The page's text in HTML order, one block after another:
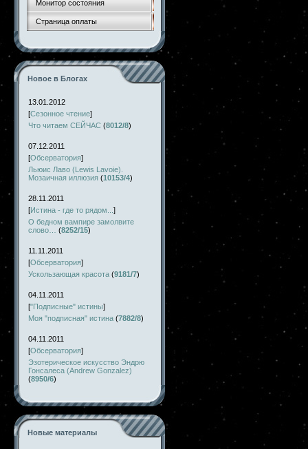
Монитор состояния
Страница оплаты
Новое в Блогах
13.01.2012
[Сезонное чтение]
Что читаем СЕЙЧАС (8012/8)
07.12.2011
[Обсерватория]
Льюис Лаво (Lewis Lavoie).
Мозаичная иллюзия (10153/4)
28.11.2011
[Истина - где то рядом... ]
О бедном вампире замолвите
слово…
(8252/15)
11.11.2011
[Обсерватория]
Ускользающая красота (9181/7)
04.11.2011
["Подписные" истины]
Моя "подписная" истина (7882/8)
04.11.2011
[Обсерватория]
Эзотерическое искусство Эндрю
Гонсалеса (Andrew Gonzalez)
(8950/6)
Новые материалы